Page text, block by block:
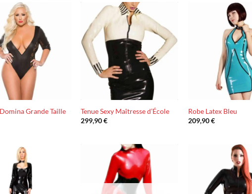
Ajouter
à la liste
d’envies
Grande Taille
Ajouter
à la liste
d’envies
Tenue Sexy Maîtresse d’École
299,90€
Robe Latex Bleu
209,90€
Ajouter
à la liste
d’envies